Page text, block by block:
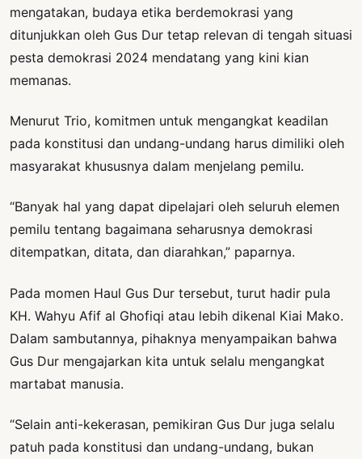
mengatakan, budaya etika berdemokrasi yang
ditunjukkan oleh Gus Dur tetap relevan di tengah situasi
pesta demokrasi 2024 mendatang yang kini kian
memanas.
Menurut Trio, komitmen untuk mengangkat keadilan
pada konstitusi dan undang-undang harus dimiliki oleh
masyarakat khususnya dalam menjelang pemilu.
“Banyak hal yang dapat dipelajari oleh seluruh elemen
pemilu tentang bagaimana seharusnya demokrasi
ditempatkan, ditata, dan diarahkan,” paparnya.
Pada momen Haul Gus Dur tersebut, turut hadir pula
KH. Wahyu Afif al Ghofiqi atau lebih dikenal Kiai Mako.
Dalam sambutannya, pihaknya menyampaikan bahwa
Gus Dur mengajarkan kita untuk selalu mengangkat
martabat manusia.
“Selain anti-kekerasan, pemikiran Gus Dur juga selalu
patuh pada konstitusi dan undang-undang, bukan